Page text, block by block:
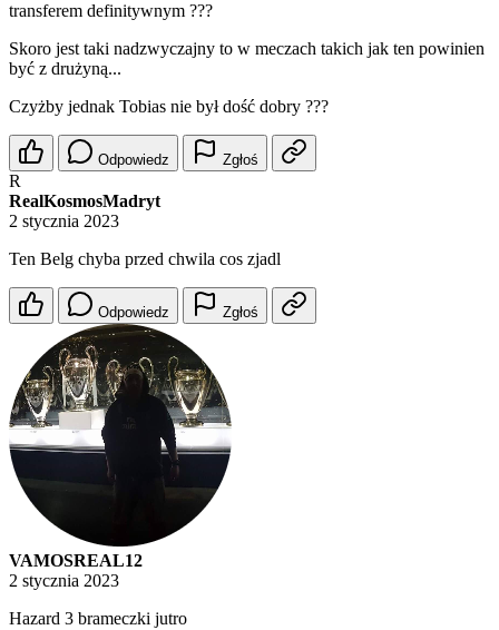
transferem definitywnym ???
Skoro jest taki nadzwyczajny to w meczach takich jak ten powinien
być z drużyną...
Czyżby jednak Tobias nie był dość dobry ???
Odpowiedz Zgłoś
R
RealKosmosMadryt
2 stycznia 2023
Ten Belg chyba przed chwila cos zjadl
Odpowiedz Zgłoś
VAMOSREAL12
2 stycznia 2023
Hazard 3 brameczki jutro